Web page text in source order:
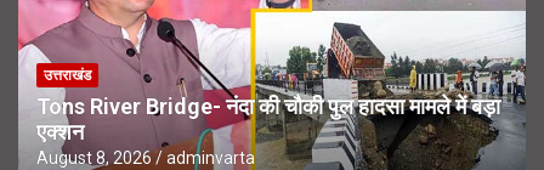
उत्तराखंड
Tons River Bridge- नंदा की चौकी पुल हादसा मामले में बड़ा
एक्शन
August 8, 2026 adminvarta